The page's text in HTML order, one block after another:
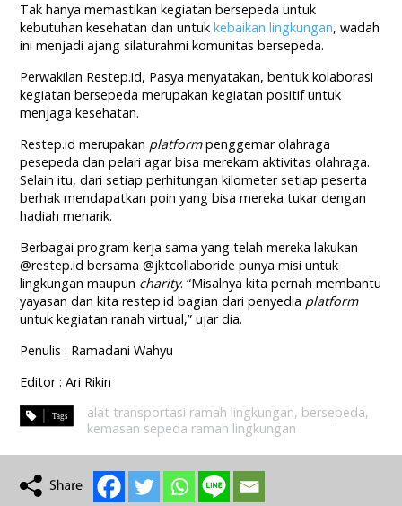
Tak hanya memastikan kegiatan bersepeda untuk
kebutuhan kesehatan dan untukkebaikan lingkungan, wadah
ini menjadi ajang silaturahmi komunitas bersepeda.
Perwakilan Restep.id, Pasya menyatakan, bentuk kolaborasi
kegiatan bersepeda merupakan kegiatan positif untuk
menjaga kesehatan.
Restep.id merupakan platformpenggemar olahraga
pesepeda dan pelari agar bisa merekam aktivitas olahraga.
Selain itu, dari setiap perhitungan kilometer setiap peserta
berhak mendapatkan poin yang bisa mereka tukar dengan
hadiah menarik.
Berbagai program kerja sama yang telah mereka lakukan
@restep.id bersama @jktcollaboride punya misi untuk
lingkungan maupun charity. “Misalnya kita pernah membantu
yayasan dan kita restep.id bagian dari penyedia platform
untuk kegiatan ranah virtual,” ujar dia.
Penulis : Ramadani Wahyu
Editor : Ari Rikin
alat transportasi ramah lingkungan, bersepeda,
kemasan sepeda ramah lingkungan